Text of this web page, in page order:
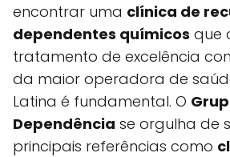
encontrar uma clínica de
dependentes químicos que
tratamento de excelência
da maior operadora de
Latina é fundamental. O
Dependência se orgulha de
principais referências como